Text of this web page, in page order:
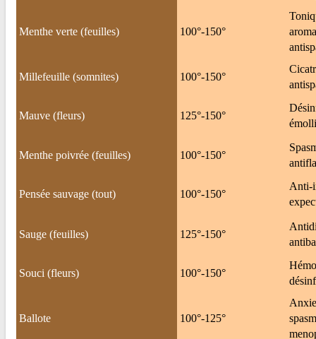
Menthe verte (feuilles) 100°-150°
Millefeuille (somnites) 100°-150°
Mauve (fleurs) 125°-150°
Menthe poivrée (feuilles) 100°-150°
Pensée sauvage (tout) 100°-150°
Anti-
Sauge (feuilles) 125°-150°
Souci (fleurs) 100°-150°
Ballote 100°-125°